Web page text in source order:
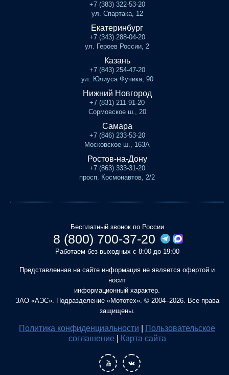
+7 (383) 322-53-20
ул. Спартака, 12
Екатеринбург
+7 (343) 288-04-20
ул. Героев России, 2
Казань
+7 (843) 254-47-20
ул. Юлиуса Фучика, 90
Нижний Новгород
+7 (831) 211-91-20
Сормовское ш., 20
Самара
+7 (846) 233-53-20
Московское ш., 163А
Ростов-на-Дону
+7 (863) 333-31-20
просп. Космонавтов, 2/2
Бесплатный звонок по России
8 (800) 700-37-20
Работаем без выходных с 8:00 до 19:00
Представленная на сайте информация не является офертой и
носит
информационный характер.
ЗАО «АЭС». Подразделение «Мототех». © 2004–2026. Все права
защищены.
Политика конфиденциальности
Пользовательское
соглашение
Карта сайта